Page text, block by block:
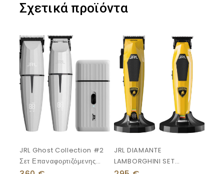
Σχετικά προϊόντα
JRL Ghost Collection #2
Σετ Επαναφορτιζόμενης
JRL DIAMANTE
LAMBORGHINI SET